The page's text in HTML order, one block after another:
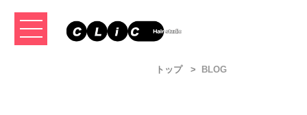
トップ BLOG